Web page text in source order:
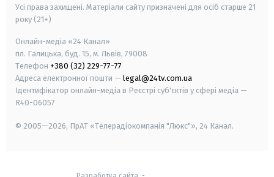
Усі права захищені. Матеріали сайту призначені для осіб старше 21
року (21+)
Онлайн-медіа «24 Канал»
пл. Галицька, буд. 15, м. Львів, 79008
Телефон +380 (32) 229-77-77
Адреса електронної пошти — legal@24tv.com.ua
Ідентифікатор онлайн-медіа в Реєстрі суб'єктів у сфері медіа —
R40-06057
© 2005—2026, ПрАТ «Телерадіокомпанія "Люкс"», 24 Канал.